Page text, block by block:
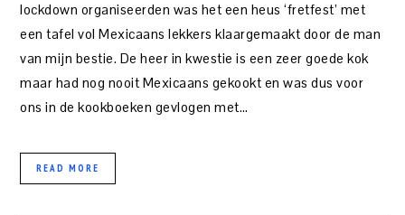
lockdown organiseerden was het een heus ‘fretfest’ met
een tafel vol Mexicaans lekkers klaargemaakt door de man
van mijn bestie. De heer in kwestie is een zeer goede kok
maar had nog nooit Mexicaans gekookt en was dus voor
ons in de kookboeken gevlogen met…
READ MORE